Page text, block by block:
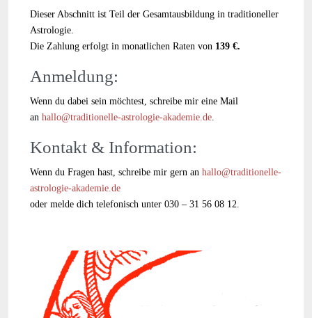
Dieser Abschnitt ist Teil der Gesamtausbildung in traditioneller
Astrologie.
Die Zahlung erfolgt in monatlichen Raten von 139 €.
Anmeldung:
Wenn du dabei sein möchtest, schreibe mir eine Mail
an hallo@traditionelle-astrologie-akademie.de
Kontakt & Information:
Wenn du Fragen hast, schreibe mir gern an hallo@traditionelle-
astrologie-akademie.de
oder melde dich telefonisch unter 030 – 31 56 08 12.